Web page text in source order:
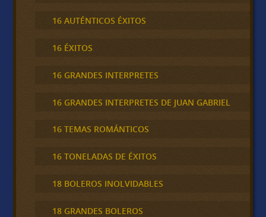
16 AUTÉNTICOS ÉXITOS
16 ÉXITOS
16 GRANDES INTERPRETES
16 GRANDES INTERPRETES DE JUAN GABRIEL
16 TEMAS ROMÁNTICOS
16 TONELADAS DE ÉXITOS
18 BOLEROS INOLVIDABLES
18 GRANDES BOLEROS